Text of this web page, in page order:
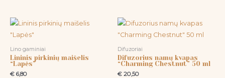
Lino gaminiai
Lininis pirkinių maišelis
“Lapės”
€ 6,80
Difuzoriai
Difuzorius namų kvapas
“Charming Chestnut” 50 ml
€ 20,50